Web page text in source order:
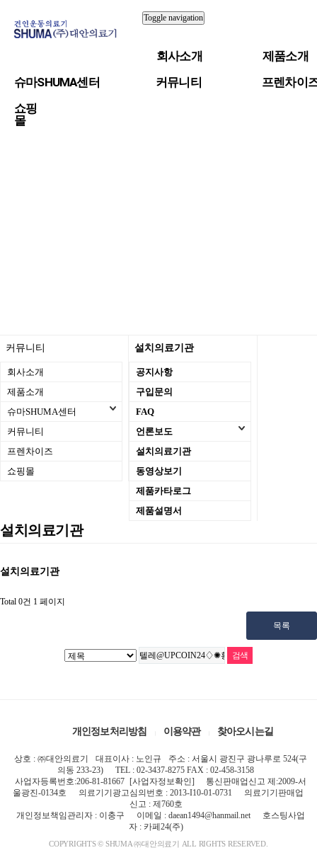
Toggle navigation
회사소개
제품소개
슈마SHUMA센터
커뮤니티
프렌차이
쇼핑
몰
커뮤니티
회사소개
제품소개
슈마SHUMA센터
커뮤니티
프렌차이즈
쇼핑몰
설치의료기관
공지사항
구입문의
FAQ
언론보도
설치의료기관
동영상보기
제품카타로그
제품설명서
설치의료기관
설치의료기관
Total 0건 1 페이지
목록
개인정보처리방침 이용약관 찾아오시는길
상호 : ㈜대안의료기 대표이사 : 노인규
주소 : 서울시 광진구 광나루로 524(구
의동 233-23)
TEL : 02-3437-8275 FAX : 02-458-3158
사업자등록번호:206-81-81667 [사업자정보확인]
통신판매업신고 제:2009-서
울광진-0134호
의료기기광고심의번호 : 2013-I10-01-0731
의료기기판매업
신고 : 제760호
개인정보책임관리자 : 이충구
이메일 : daean1494@hanmail.net
호스팅사업
자 : 카페24(주)
COPYRIGHTS © SHUMA ㈜대안의료기 ALL RIGHTS RESERVED.